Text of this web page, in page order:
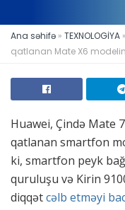
Ana səhifə » TEXNOLOGİYA »
qatlanan Mate X6
Huawei, Çində Mate
qatlanan smartfon
ki, smartfon peyk
quruluşu və Kirin
diqqətcəlb etməyi